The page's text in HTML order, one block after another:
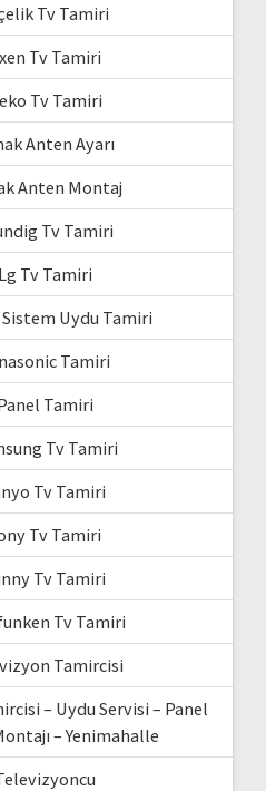
Tv Tamiri
Tv Tamiri
Tv Tamiri
Anten Ayarı
Anten Montaj
Tv Tamiri
Tv Tamiri
Uydu Tamiri
Tamiri
Tamiri
Tv Tamiri
Tv Tamiri
Tv Tamiri
Tv Tamiri
Tv Tamiri
Tamircisi
– Uydu Servisi – Panel
– Yenimahalle